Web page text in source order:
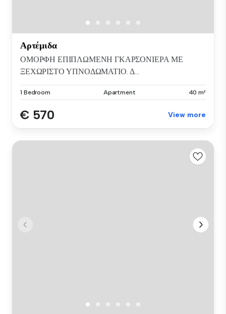
Αρτέμιδα
ΟΜΟΡΦΗ ΕΠΙΠΛΩΜΕΝΗ ΓΚΑΡΣΟΝΙΕΡΑ ΜΕ
ΞΕΧΩΡΙΣΤΟ ΥΠΝΟΔΩΜΑΤΙΟ. Δ...
1 Bedroom Apartment 40 m²
€ 570 View more